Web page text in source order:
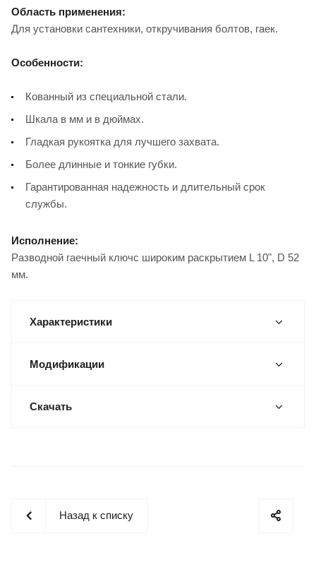
Область применения:
Для установки сантехники, откручивания болтов, гаек.
Особенности:
Кованный из специальной стали.
Шкала в мм и в дюймах.
Гладкая рукоятка для лучшего захвата.
Более длинные и тонкие губки.
Гарантированная надежность и длительный срок
службы.
Исполнение:
Разводной гаечный ключс широким раскрытием L 10", D 52
мм.
Характеристики
Модификации
Скачать
Назад к списку